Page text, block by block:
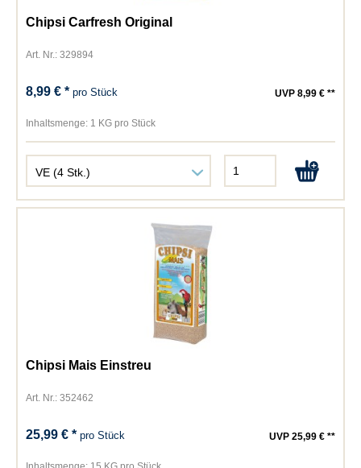
Chipsi Carfresh Original
Art. Nr.: 329894
8,99 € *pro Stück UVP 8,99 € **
Inhaltsmenge: 1 KG pro Stück
Chipsi Mais Einstreu
Art. Nr.: 352462
25,99 € *pro Stück UVP 25,99 € **